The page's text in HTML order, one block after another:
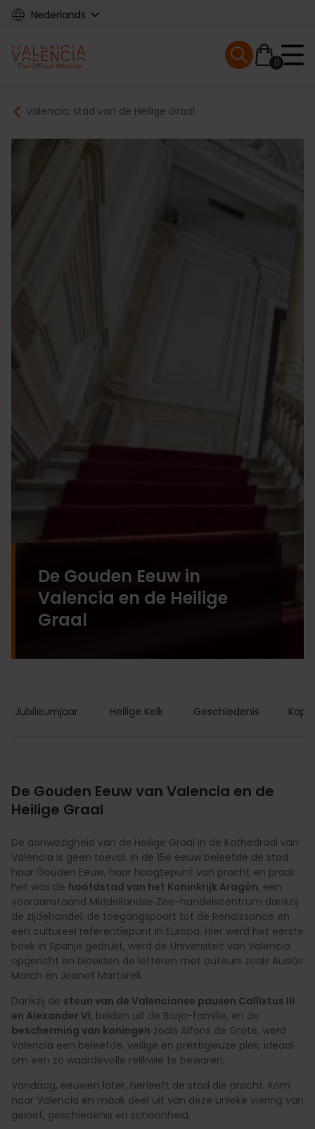
Skip
content
Nederlands
Main
navigation
0
Mobile menu
Breadcrumb
Valencia, stad van de Heilige Graal
De Gouden Eeuw in
Valencia en de Heilige
Graal
Jubileumjaar Heilige Kelk Geschiedenis Kapel
De Gouden Eeuw van Valencia en de
Heilige Graal
De aanwezigheid van de Heilige Graal in de Kathedraal van
Valencia is geen toeval. In de 15e eeuw beleefde de stad
haar Gouden Eeuw, haar hoogtepunt van pracht en praal:
het was de hoofdstad van het Koninkrijk Aragón, een
vooraanstaand Middellandse Zee-handelscentrum dankzij
de zijdehandel, de toegangspoort tot de Renaissance en
een cultureel referentiepunt in Europa. Hier werd het eerste
boek in Spanje gedrukt, werd de Universiteit van Valencia
opgericht en bloeiden de letteren met auteurs zoals Ausiàs
March en Joanot Martorell.
Dankzij de steun van de Valencianse pausen Callixtus III
en Alexander VI, beiden uit de Borja-familie, en de
bescherming van koningen zoals Alfons de Grote, werd
Valencia een beleefde, veilige en prestigieuze plek, ideaal
om een zo waardevolle relikwie te bewaren.
Vandaag, eeuwen later, herleeft de stad die pracht. Kom
naar Valencia en maak deel uit van deze unieke viering van
geloof, geschiedenis en schoonheid.